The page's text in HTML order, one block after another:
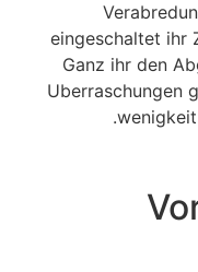
eingeschaltet ihr
Ganz ihr den
Uberraschungen